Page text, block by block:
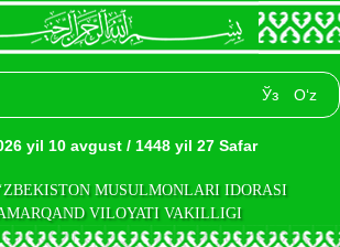
Ўз O‘z
yil 10 avgust / 1448 yil 27 Safar
MUSULMONLARI IDORASI
VILOYATI VAKILLIGI